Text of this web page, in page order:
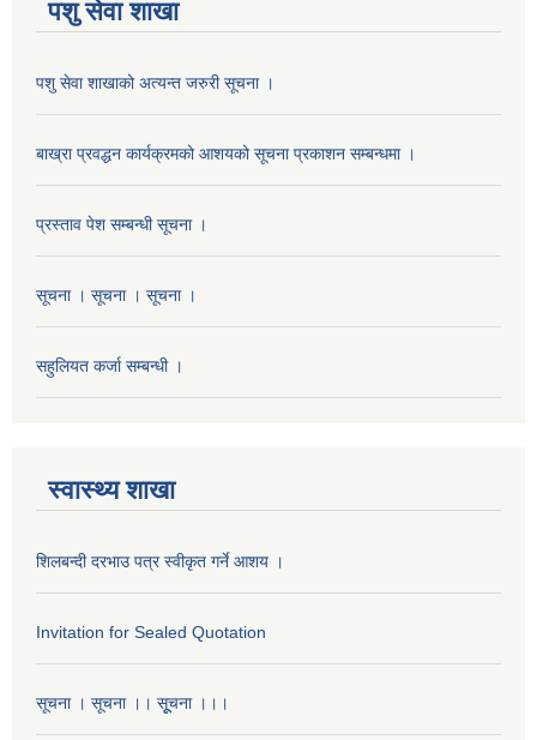
पशु सेवा शाखा
पशु सेवा शाखाको अत्यन्त जरुरी सूचना ।
बाख्रा प्रवद्धन कार्यक्रमको आशयको सूचना प्रकाशन सम्बन्धमा ।
प्रस्ताव पेश सम्बन्धी सूचना ।
सूचना । सूचना । सूचना ।
सहुलियत कर्जा सम्बन्धी ।
स्वास्थ्य शाखा
शिलबन्दी दरभाउ पत्र स्वीकृत गर्ने आशय ।
Invitation for Sealed Quotation
सूचना । सूचना ।। सूूचना ।।।